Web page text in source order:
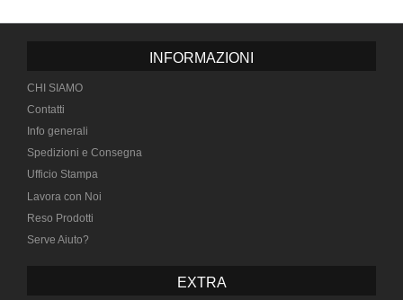
INFORMAZIONI
CHI SIAMO
Contatti
Info generali
Spedizioni e Consegna
Ufficio Stampa
Lavora con Noi
Reso Prodotti
Serve Aiuto?
EXTRA